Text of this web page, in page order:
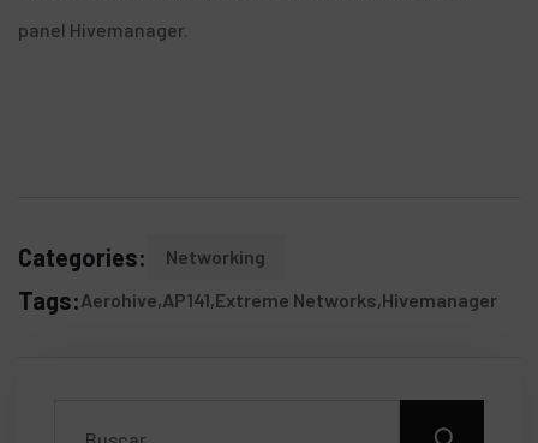
panel Hivemanager.
Categories: Networking
Tags:Aerohive AP141 Extreme Networks Hivemanager